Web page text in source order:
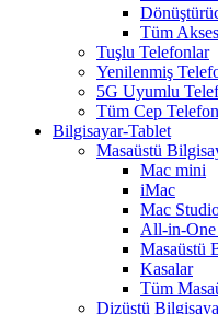
Tüm
Tuşlu Telefonlar
Yenilenmiş
5G Uyumlu
Tüm Cep
Bilgisayar-Tablet
Masaüstü
Mac mini
iMac
Mac
All-in-
Masaüstü
Kasalar
Tüm
Dizüstü